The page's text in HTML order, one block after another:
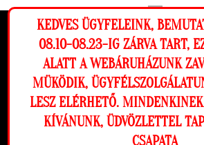
Ez a weboldal cookie-kat használ,
lehető legjobb élményt nyújtsa
Beállítások
Elutasítom
Az online fizetést a Barion Payment Zrt.
száma: H-EN-I-1064/2013
KEDVES ÜGYFELEINK,
08.10-08.23-IG ZÁRVA TART,
ALATT A WEBÁRUHÁZUNK
MÜKÖDIK,
LESZ ELÉRHETŐ.
KÍVÁNUNK, ÜDVÖZLETTEL
CSAPATA